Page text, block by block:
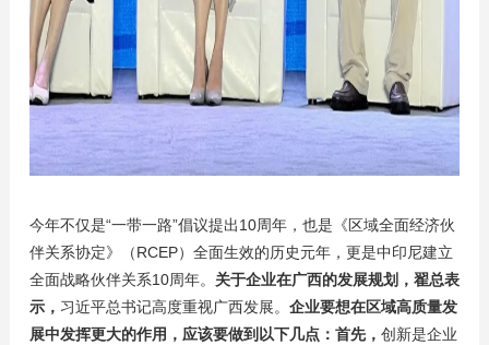
今年不仅是“一带一路”倡议提出10周年，也是《区域全面经济伙
伴关系协定》（RCEP）全面生效的历史元年，更是中印尼建立
全面战略伙伴关系10周年。 关于企业在广西的发展规划，翟总表
示， 习近平总书记高度重视广西发展。 企业要想在区域高质量发
展中发挥更大的作用，应该要做到以下几点：首先， 创新是企业